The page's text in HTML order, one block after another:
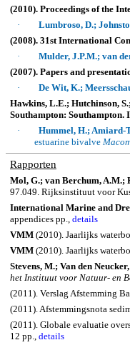
(2010). Proceedings of the
·
Lumbroso, D.;
(2008). 31st International
·
Mulder, J.P.M.; van
(2007). Papers and
·
De Wit, K.;
Hawkins, L.E.; Hutchinson,
Southampton: Southampton.
·
Hummel, H.; Amiard-
estuarine bivalve
Rapporten
Mol, G.; van Berchum, A.M.;
97.049. Rijksinstituut voor
International Marine and
appendices pp., details
VMM (2010). Jaarlijks
VMM (2010). Jaarlijks
Stevens, M.; Van den
het Instituut voor Natuur- en
(2011). Verslag Afstemming
(2011). Afstemmingsnota
(2011). Globale evaluatie
12 pp., details